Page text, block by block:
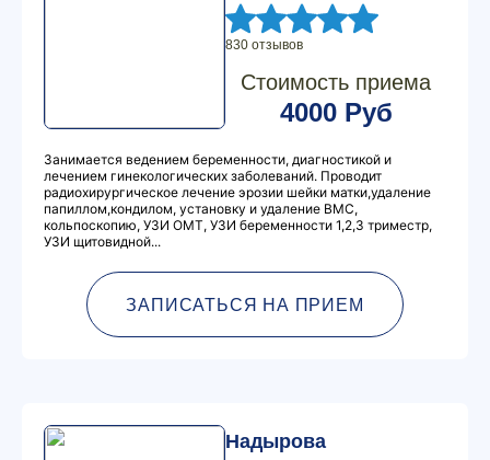
830 отзывов
Стоимость приема
4000 Руб
Занимается ведением беременности, диагностикой и
лечением гинекологических заболеваний. Проводит
радиохирургическое лечение эрозии шейки матки,удаление
папиллом,кондилом, установку и удаление ВМС,
кольпоскопию, УЗИ ОМТ, УЗИ беременности 1,2,3 триместр,
УЗИ щитовидной...
ЗАПИСАТЬСЯ НА ПРИЕМ
Надырова